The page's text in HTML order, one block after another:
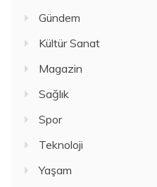
Gündem
Kültür Sanat
Magazin
Sağlık
Spor
Teknoloji
Yaşam